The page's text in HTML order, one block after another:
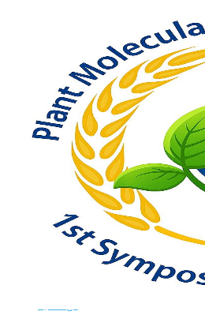
الإقتصادية والمبيدات
والنيماتولوجيا الزراعية
الخضر
الصناعات الغذائية
الكيميـــاء الحيوية
النبات الزراعى
المحاصيل
الميكروبيولوجيا الزراعية
الهندسة الزراعية
الوراثة
البرامج التعليمية
برامج اللغة العربية
برامج اللغة الانجليزية
عن الكلية